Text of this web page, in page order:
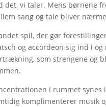
det, vi taler. Mens børnene
sang og tale bliver
spil, der gør
og accordeon sig ind i
som strengene og
i rummet synes
komplimenterer musik